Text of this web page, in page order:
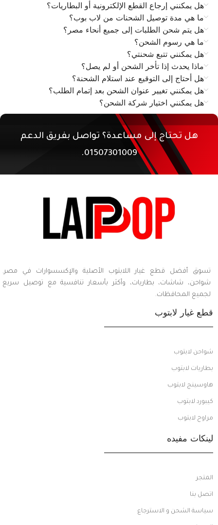
هل يمكنني إرجاع القطع الإلكترونية أو البطاريات؟
ما هي مدة توصيل الشحنات من لاب بوب؟
هل يتم شحن الطلبات إلى جميع أنحاء مصر؟
ما هي رسوم الشحن؟
هل يمكنني تتبع شحنتي؟
ماذا يحدث إذا تأخر الشحن أو لم يصل؟
هل أحتاج إلى التوقيع عند استلام الشحنة؟
هل يمكنني تغيير عنوان الشحن بعد إتمام الطلب؟
هل يمكنني اختيار شركة الشحن؟
هل تحتاج إلى مساعدة؟ تواصل بفريق الدعم
01507301009.
تسوق أفضل قطع غيار اللابتوب الأصلية والإكسسوارات في مصر.
شواحن، شاشات، بطاريات، وأكثر بأسعار تنافسية مع توصيل سريع
لجميع المحافظات.
قطع غيار لابتوب
شواحن لابتوب
بطاريات لابتوب
هاوسينج لابتوب
كيبورد لابتوب
مراوح لابتوب
لينكات مفيده
المتجر
اتصل بنا
سياسة الشحن و الاسترجاع